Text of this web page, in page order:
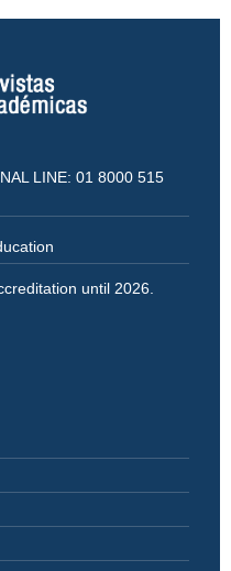
LINE: 01 8000 515
until 2026.